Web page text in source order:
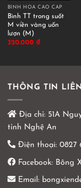
BÌNH HOA CAO CẤP
Bình TT trong suốt
M viền vàng uốn
lượn (M)
320.000 ₫
THÔNG TIN
Địa chỉ: 51A
tỉnh Nghệ An
Điện thoại: 0827
Facebook: Bông
Email: